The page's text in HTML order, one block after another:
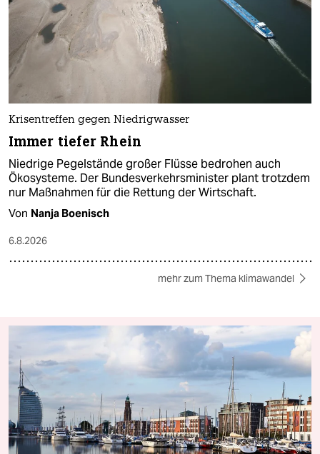
Krisentreffen gegen Niedrigwasser
Immer tiefer Rhein
Niedrige Pegelstände großer Flüsse bedrohen auch
Ökosysteme. Der Bundesverkehrsminister plant trotzdem
nur Maßnahmen für die Rettung der Wirtschaft.
Von Nanja Boenisch
6.8.2026
mehr zum Thema klimawandel